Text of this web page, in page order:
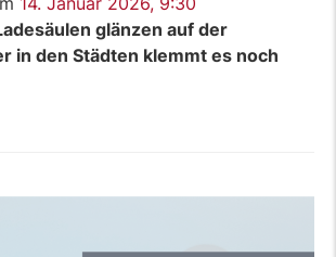
glänzen auf der
in den Städten klemmt es noch